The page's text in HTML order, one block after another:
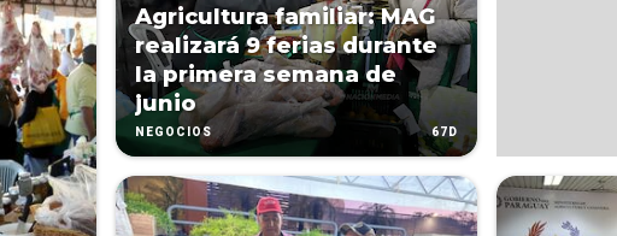
Agricultura familiar: MAG
realizará 9 ferias durante
la primera semana de
junio
NEGOCIOS 67D